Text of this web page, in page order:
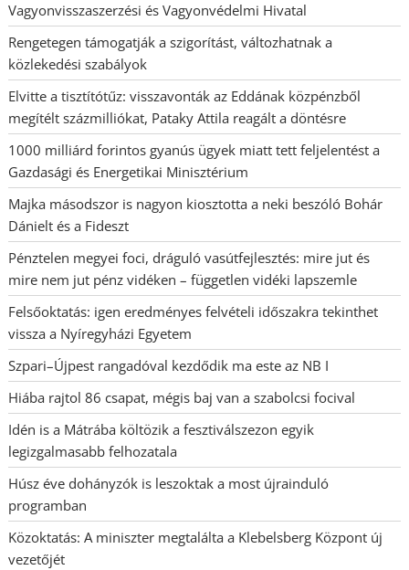
Vagyonvisszaszerzési és Vagyonvédelmi Hivatal
Rengetegen támogatják a szigorítást, változhatnak a
közlekedési szabályok
Elvitte a tisztítótűz: visszavonták az Eddának közpénzből
megítélt százmilliókat, Pataky Attila reagált a döntésre
1000 milliárd forintos gyanús ügyek miatt tett feljelentést a
Gazdasági és Energetikai Minisztérium
Majka másodszor is nagyon kiosztotta a neki beszóló Bohár
Dánielt és a Fideszt
Pénztelen megyei foci, dráguló vasútfejlesztés: mire jut és
mire nem jut pénz vidéken – független vidéki lapszemle
Felsőoktatás: igen eredményes felvételi időszakra tekinthet
vissza a Nyíregyházi Egyetem
Szpari–Újpest rangadóval kezdődik ma este az NB I
Hiába rajtol 86 csapat, mégis baj van a szabolcsi focival
Idén is a Mátrába költözik a fesztiválszezon egyik
legizgalmasabb felhozatala
Húsz éve dohányzók is leszoktak a most újrainduló
programban
Közoktatás: A miniszter megtalálta a Klebelsberg Központ új
vezetőjét